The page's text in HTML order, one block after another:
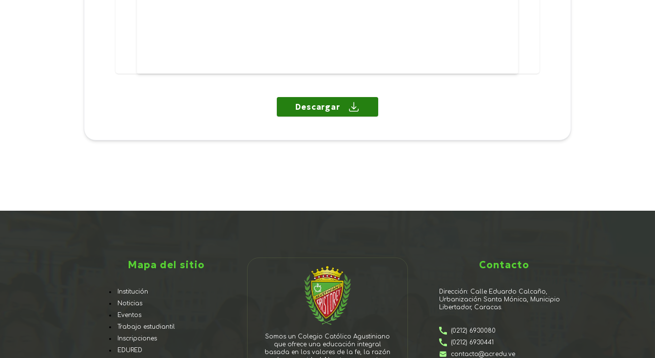
Descargar
Mapa del sitio
Institución
Noticias
Eventos
Trabajo estudiantil
Inscripciones
EDURED
Somos un Colegio Católico Agustiniano
que ofrece una educación integral
basada en los valores de la fe, la razón
Contacto
Dirección: Calle Eduardo Calcaño,
Urbanización Santa Mónica, Municipio
Libertador, Caracas.
(0212) 6930080
(0212) 6930441
contacto@acr.edu.ve